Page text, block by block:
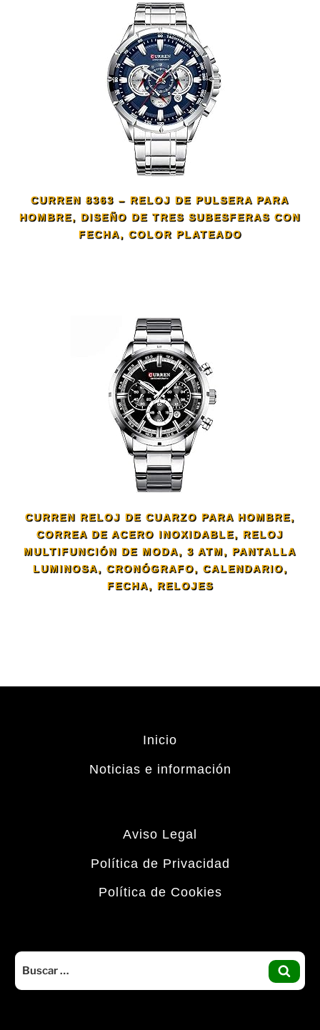
CURREN 8363 – RELOJ DE PULSERA PARA
HOMBRE, DISEÑO DE TRES SUBESFERAS CON
FECHA, COLOR PLATEADO
CURREN RELOJ DE CUARZO PARA HOMBRE,
CORREA DE ACERO INOXIDABLE, RELOJ
MULTIFUNCIÓN DE MODA, 3 ATM, PANTALLA
LUMINOSA, CRONÓGRAFO, CALENDARIO,
FECHA, RELOJES
Inicio
Noticias e información
Aviso Legal
Política de Privacidad
Política de Cookies
Buscar